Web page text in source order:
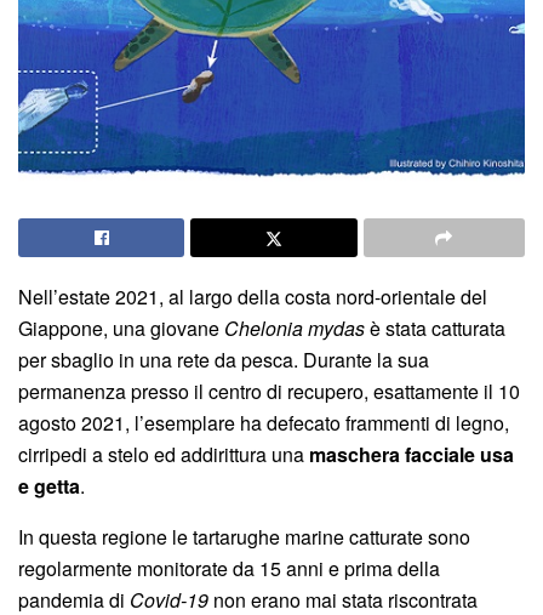
Nell’estate 2021, al largo della costa nord-orientale del
Giappone, una giovane Chelonia mydasè stata catturata
per sbaglio in una rete da pesca. Durante la sua
permanenza presso il centro di recupero, esattamente il 10
agosto 2021, l’esemplare ha defecato frammenti di legno,
cirripedi a stelo ed addirittura una maschera facciale usa
e getta.
In questa regione le tartarughe marine catturate sono
regolarmente monitorate da 15 anni e prima della
pandemia di Covid-19 non erano mai stata riscontrata